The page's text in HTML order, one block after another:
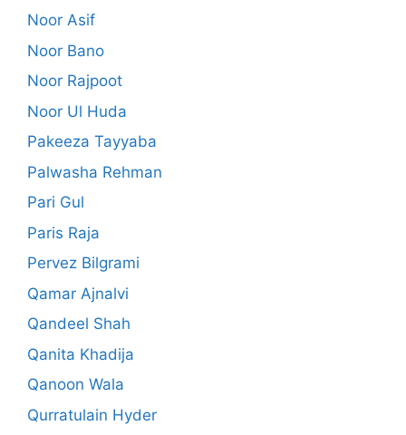
Noor Asif
Noor Bano
Noor Rajpoot
Noor Ul Huda
Pakeeza Tayyaba
Palwasha Rehman
Pari Gul
Paris Raja
Pervez Bilgrami
Qamar Ajnalvi
Qandeel Shah
Qanita Khadija
Qanoon Wala
Qurratulain Hyder